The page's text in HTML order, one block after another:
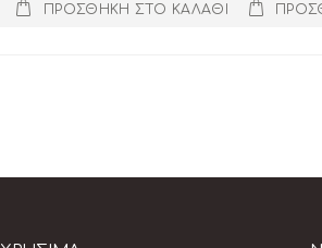
ΠΡΟΣΘΉΚΗ ΣΤΟ ΚΑΛΆΘΙ